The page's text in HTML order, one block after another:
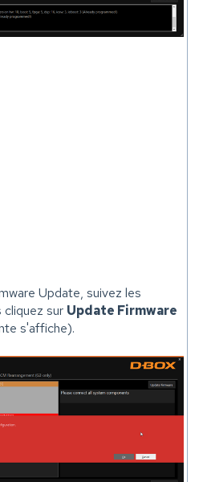
Update, suivez les
cliquez sur Update Firmware
s'affiche).